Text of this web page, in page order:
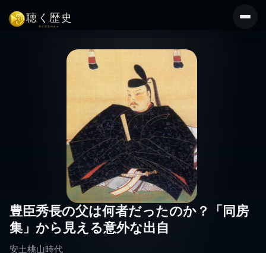
豊臣秀長の父は何者だったのか？「同房
集」から見える意外な出自
安土桃山時代